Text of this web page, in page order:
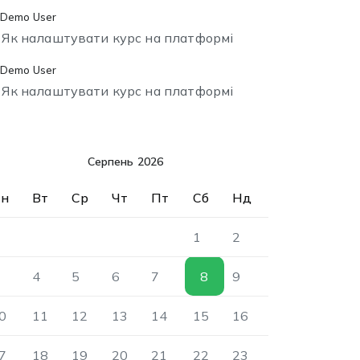
Demo User
Як налаштувати курс на платформі
Demo User
Як налаштувати курс на платформі
Серпень 2026
Вт Ср Чт Пт Сб Нд
1 2
4 5 6 7 8 9
11 12 13 14 15 16
18 19 20 21 22 23